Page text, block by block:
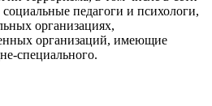
педагоги и психологи,
организациях,
организаций, имеющие
специального.